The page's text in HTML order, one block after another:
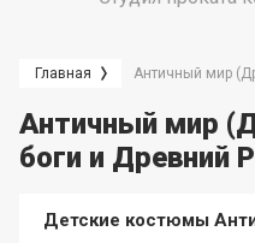
Главная Античный мир
Античный мир
боги и Древний
Детские костюмы